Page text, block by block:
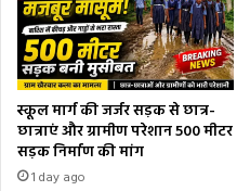
स्कूल मार्ग की जर्जर सड़क से छात्र-
छात्राएं और ग्रामीण परेशान 500 मीटर
सड़क निर्माण की मांग
1 day ago